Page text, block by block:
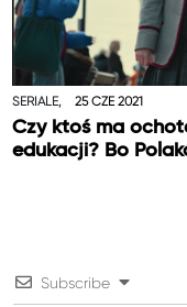
SERIALE, 25 CZE 2021
Czy ktoś ma
edukacji? Bo
Subscribe